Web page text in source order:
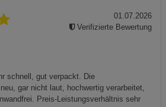
schnell, gut verpackt. Die
gar nicht laut, hochwertig verarbeitet,
Preis-Leistungsverhältnis sehr
01.07.2026
Verifizierte Bewertung